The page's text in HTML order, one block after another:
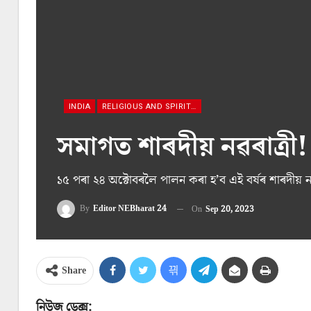
INDIA RELIGIOUS AND SPIRITUAL ACTIVITIES
সমাগত শাৰদীয় নৱৰাত্ৰী!
১৫ পৰা ২৪ অক্টোবৰলৈ পালন কৰা হ’ব এই বৰ্ষৰ শাৰদীয়
By Editor NEBharat 24 On Sep 20, 2023
Share
নিউজ ডেক্স: